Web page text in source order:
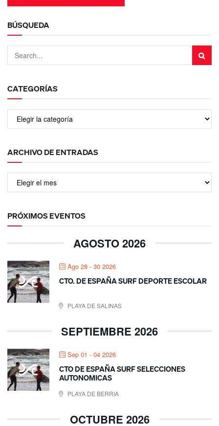
BÚSQUEDA
CATEGORÍAS
ARCHIVO DE ENTRADAS
PRÓXIMOS EVENTOS
AGOSTO 2026
Ago 28 - 30 2026
CTO. DE ESPAÑA SURF DEPORTE ESCOLAR
PLAYA DE SALINAS
SEPTIEMBRE 2026
Sep 01 - 04 2026
CTO DE ESPAÑA SURF SELECCIONES
AUTONOMICAS
PLAYA DE BERRIA
OCTUBRE 2026